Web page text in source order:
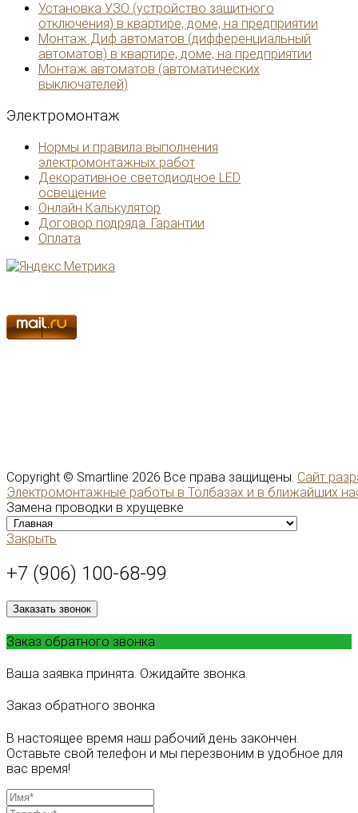
Установка УЗО (устройство защитного
отключения) в квартире, доме, на предприятии
Монтаж Диф автоматов (дифференциальный
автоматов) в квартире, доме, на предприятии
Монтаж автоматов (автоматических
выключателей)
Электромонтаж
Нормы и правила выполнения
электромонтажных работ
Декоративное светодиодное LED
освещение
Онлайн Калькулятор
Договор подряда. Гарантии
Оплата
Copyright © Smartline 2026 Все права защищены. Сайт
Электромонтажные работы в Толбазах и в ближайших
Замена проводки в хрущевке
Закрыть
+7 (906) 100-68-99
Заказать звонок
Заказ обратного звонка
Ваша заявка принята. Ожидайте звонка.
Заказ обратного звонка
В настоящее время наш рабочий день закончен.
Оставьте свой телефон и мы перезвоним в удобное для
вас время!